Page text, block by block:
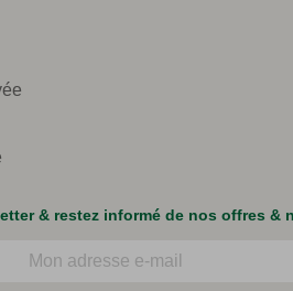
& restez informé de nos offres &